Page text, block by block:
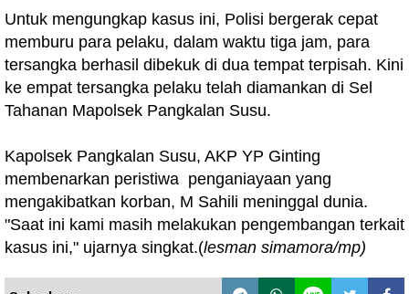
Untuk mengungkap kasus ini, Polisi bergerak cepat
memburu para pelaku, dalam waktu tiga jam, para
tersangka berhasil dibekuk di dua tempat terpisah. Kini
ke empat tersangka pelaku telah diamankan di Sel
Tahanan Mapolsek Pangkalan Susu.
Kapolsek Pangkalan Susu, AKP YP Ginting
membenarkan peristiwa penganiayaan yang
mengakibatkan korban, M Sahili meninggal dunia.
"Saat ini kami masih melakukan pengembangan terkait
kasus ini," ujarnya singkat.(lesman simamora/mp)